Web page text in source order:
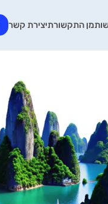
מן התקשורתיצירת קשר